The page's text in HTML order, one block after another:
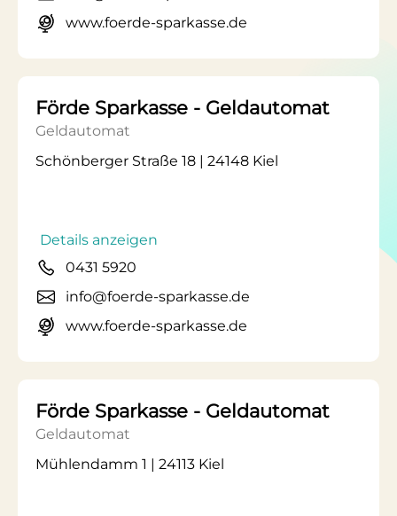
www.foerde-sparkasse.de
Förde Sparkasse - Geldautomat
Geldautomat
Schönberger Straße 18 | 24148 Kiel
Details anzeigen
0431 5920
info@foerde-sparkasse.de
www.foerde-sparkasse.de
Förde Sparkasse - Geldautomat
Geldautomat
Mühlendamm 1 | 24113 Kiel